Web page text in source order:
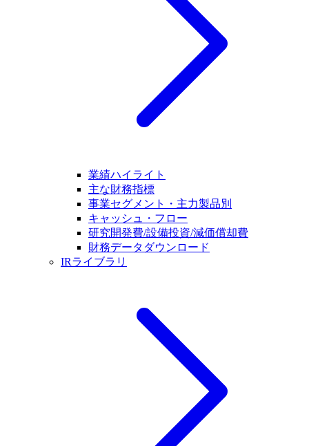
業績ハイライト
主な財務指標
事業セグメント・主力製品別
キャッシュ・フロー
研究開発費/設備投資/減価償却費
財務データダウンロード
IRライブラリ